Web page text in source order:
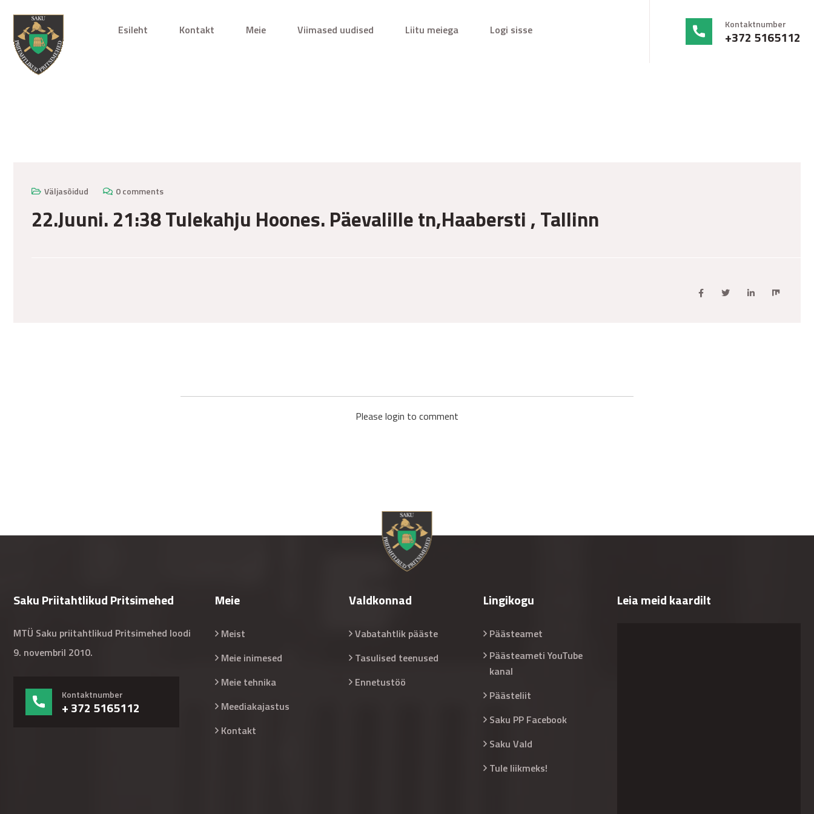
Esileht Kontakt Meie Viimased uudised Liitu meiega Logi sisse Kontaktnumber
+372 5165112
Väljasõidud
0 comments
22.Juuni. 21:38 Tulekahju Hoones. Päevalille tn,Haabersti , Tallinn
Please login to comment
Saku Priitahtlikud Pritsimehed
MTÜ Saku priitahtlikud Pritsimehed loodi
9. novembril 2010.
Kontaktnumber
+ 372 5165112
Meie
Meist
Meie inimesed
Meie tehnika
Meediakajastus
Kontakt
Valdkonnad
Vabatahtlik pääste
Tasulised teenused
Ennetustöö
Lingikogu
Päästeamet
Päästeameti YouTube
kanal
Päästeliit
Saku PP Facebook
Saku Vald
Tule liikmeks!
Leia meid kaardilt